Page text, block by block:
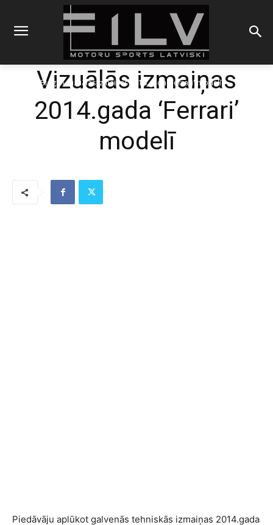
Blogs Vizuālās izmaiņas 2014.gada 'Ferrari' modelī
Vizuālās izmaiņas
2014.gada ‘Ferrari’
modelī
Piedāvāju aplūkot galvenās tehniskās izmaiņas 2014.gada